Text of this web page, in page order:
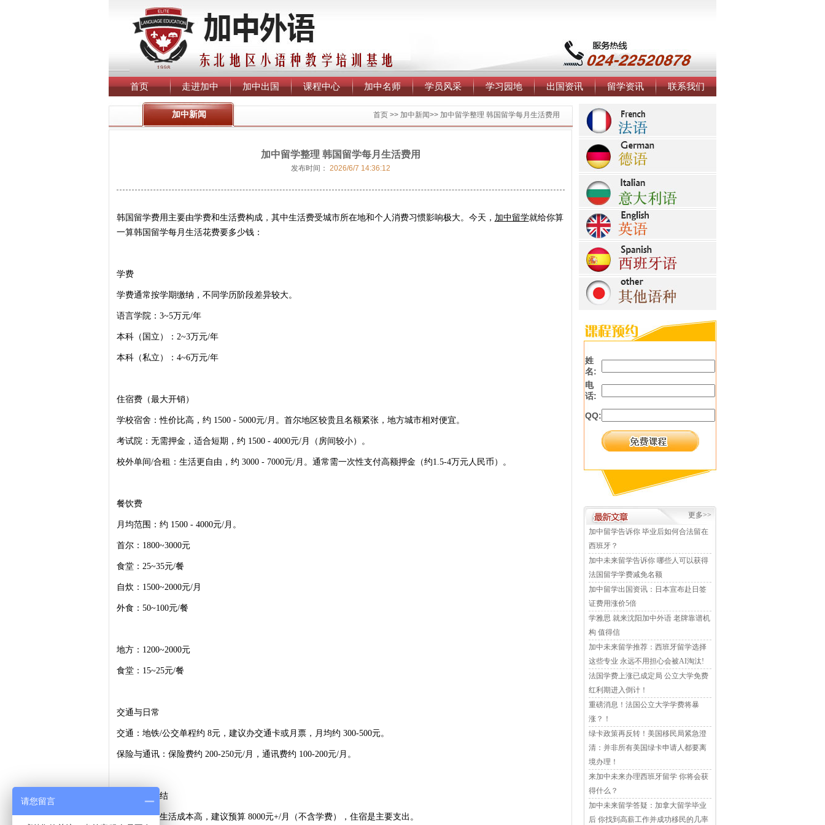
首页 走进加中 加中出国 课程中心 加中名师 学员风采 学习园地 出国资讯 留学资讯 联系我们
加中新闻 首页 >> 加中新闻>> 加中留学整理 韩国留学每月生活费用
加中留学整理 韩国留学每月生活费用
发布时间： 2026/6/7 14:36:12
韩国留学费用主要由学费和生活费构成，其中生活费受城市所在地和个人消费习惯影响极大。今天， 加中留学就给你算
一算韩国留学每月生活花费要多少钱：
学费
学费通常按学期缴纳，不同学历阶段差异较大。
语言学院：3~5万元/年
本科（国立）：2~3万元/年
本科（私立）：4~6万元/年
住宿费（最大开销）
学校宿舍：性价比高，约 1500 - 5000元/月。首尔地区较贵且名额紧张，地方城市相对便宜。
考试院：无需押金，适合短期，约 1500 - 4000元/月（房间较小）。
校外单间/合租：生活更自由，约 3000 - 7000元/月。通常需一次性支付高额押金（约1.5-4万元人民币）。
餐饮费
月均范围：约 1500 - 4000元/月。
首尔：1800~3000元
食堂：25~35元/餐
自炊：1500~2000元/月
外食：50~100元/餐
地方：1200~2000元
食堂：15~25元/餐
交通与日常
交通：地铁/公交单程约 8元，建议办交通卡或月票，月均约 300-500元。
保险与通讯：保险费约 200-250元/月，通讯费约 100-200元/月。
总结
首尔地区：生活成本高，建议预算 8000元+/月（不含学费），住宿是主要支出。
姓
名:
电
话:
QQ:
更多>>
加中留学告诉你 毕业后如何合法留在
西班牙？
加中未来留学告诉你 哪些人可以获得
法国留学学费减免名额
加中留学出国资讯：日本宣布赴日签
证费用涨价5倍
学雅思 就来沈阳加中外语 老牌靠谱机
构 值得信
加中未来留学推荐：西班牙留学选择
这些专业 永远不用担心会被AI淘汰!
法国学费上涨已成定局 公立大学免费
红利期进入倒计！
重磅消息！法国公立大学学费将暴
涨？！
绿卡政策再反转！美国移民局紧急澄
清：并非所有美国绿卡申请人都要离
境办理！
来加中未来办理西班牙留学 你将会获
得什么？
加中未来留学答疑：加拿大留学毕业
后 你找到高薪工作并成功移民的几率
请您留言